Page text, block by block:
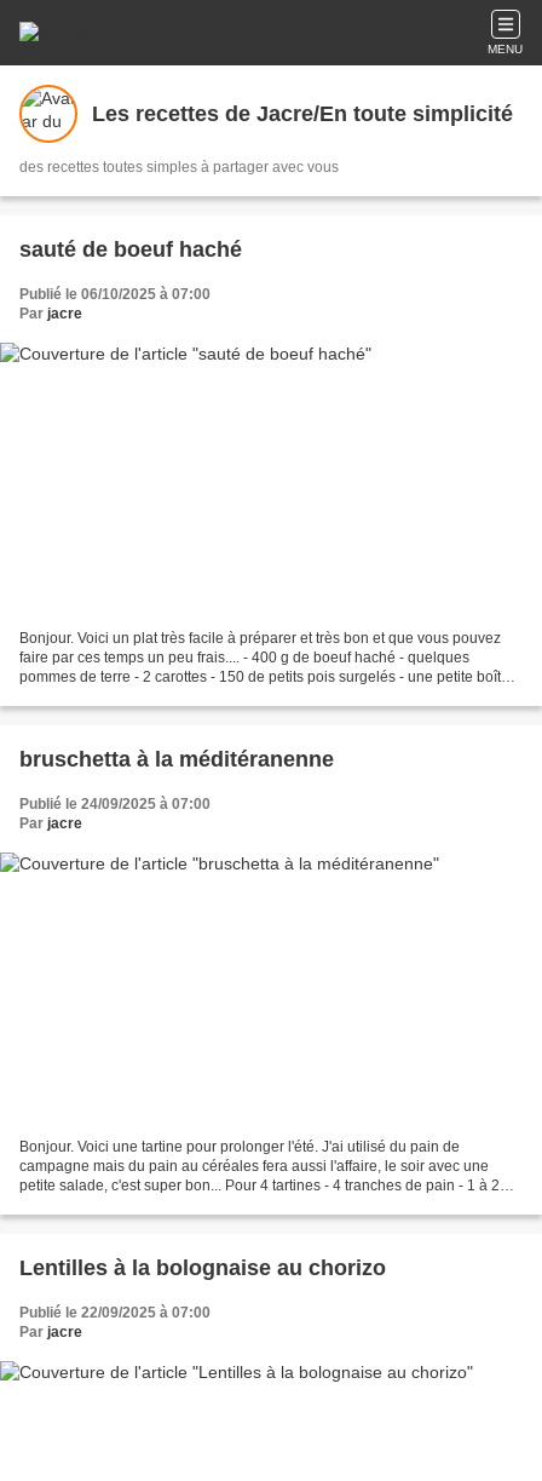
MENU
Les recettes de Jacre/En toute simplicité
des recettes toutes simples à partager avec vous
sauté de boeuf haché
Publié le 06/10/2025 à 07:00
Par jacre
Bonjour. Voici un plat très facile à préparer et très bon et que vous pouvez
faire par ces temps un peu frais.... - 400 g de boeuf haché - quelques
pommes de terre - 2 carottes - 150 de petits pois surgelés - une petite boîte
bruschetta à la méditéranenne
Publié le 24/09/2025 à 07:00
Par jacre
Bonjour. Voici une tartine pour prolonger l'été. J'ai utilisé du pain de
campagne mais du pain au céréales fera aussi l'affaire, le soir avec une
petite salade, c'est super bon... Pour 4 tartines - 4 tranches de pain - 1 à 2
Lentilles à la bolognaise au chorizo
Publié le 22/09/2025 à 07:00
Par jacre